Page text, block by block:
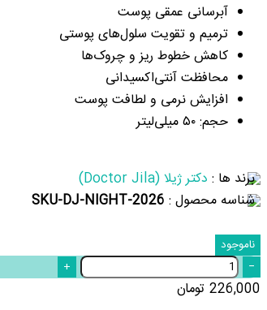
آبرسانی عمقی پوست
ترمیم و تقویت سلول‌های پوستی
کاهش خطوط ریز و چروک‌ها
محافظت آنتی‌اکسیدانی
افزایش نرمی و لطافت پوست
حجم: ۵۰ میلی‌لیتر
برند ها : دکتر ژیلا (Doctor Jila)
شناسه محصول : SKU-DJ-NIGHT-2026
ناموجود
−
+
226,000 تومان